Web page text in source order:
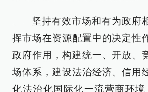
——坚持有效市场和有为政府
挥市场在资源配置中的决定性
政府作用，构建统一、开放、
场体系，建设法治经济、信用
化法治化国际化一流营商环境